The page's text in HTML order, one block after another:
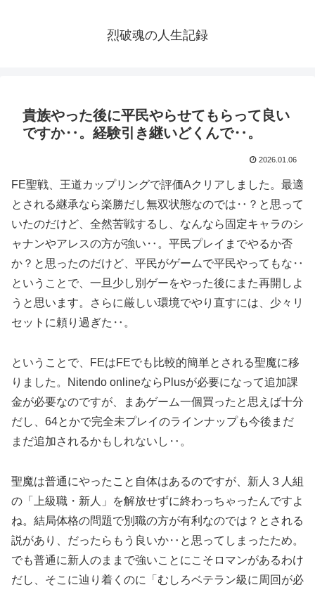
烈破魂の人生記録
貴族やった後に平民やらせてもらって良い
ですか‥。経験引き継いどくんで‥。
2026.01.06
FE聖戦、王道カップリングで評価Aクリアしました。最適
とされる継承なら楽勝だし無双状態なのでは‥？と思って
いたのだけど、全然苦戦するし、なんなら固定キャラのシ
ャナンやアレスの方が強い‥。平民プレイまでやるか否
か？と思ったのだけど、平民がゲームで平民やってもな‥
ということで、一旦少し別ゲーをやった後にまた再開しよ
うと思います。さらに厳しい環境でやり直すには、少々リ
セットに頼り過ぎた‥。
ということで、FEはFEでも比較的簡単とされる聖魔に移
りました。Nitendo onlineならPlusが必要になって追加課
金が必要なのですが、まあゲーム一個買ったと思えば十分
だし、64とかで完全未プレイのラインナップも今後まだ
まだ追加されるかもしれないし‥。
聖魔は普通にやったこと自体はあるのですが、新人３人組
の「上級職・新人」を解放せずに終わっちゃったんですよ
ね。結局体格の問題で別職の方が有利なのでは？とされる
説があり、だったらもう良いか‥と思ってしまったため。
でも普通に新人のままで強いことにこそロマンがあるわけ
だし、そこに辿り着くのに「むしろベテラン級に周回が必